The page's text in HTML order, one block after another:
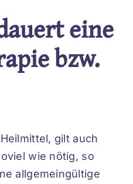
eine
bzw.
gilt auch
wie nötig, so
allgemeingültige